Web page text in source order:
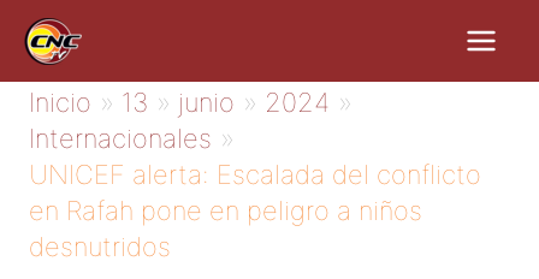
contenido
Inicio 13 junio
2024
Internacionales
UNICEF alerta: Escalada del conflicto
en Rafah pone en peligro a niños
desnutridos